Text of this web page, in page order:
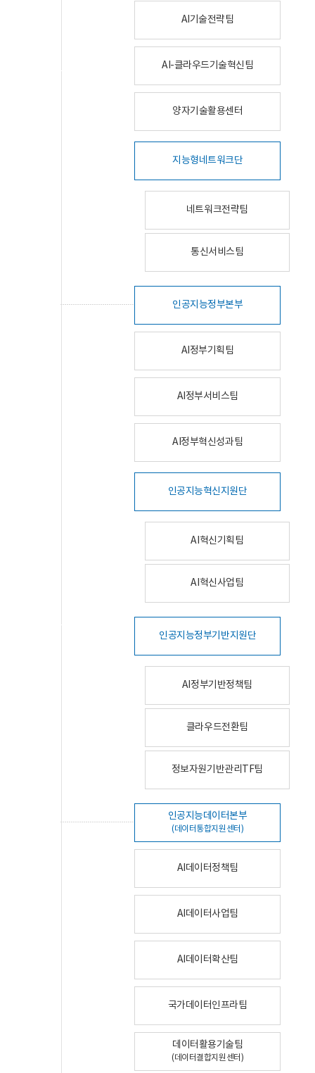
AI기술전략팀
AI-클라우드기술혁신팀
양자기술활용센터
지능형네트워크단
네트워크전략팀
통신서비스팀
인공지능정부본부
AI정부기획팀
AI정부서비스팀
AI정부혁신성과팀
인공지능혁신지원단
AI혁신기획팀
AI혁신사업팀
인공지능정부기반지원단
AI정부기반정책팀
클라우드전환팀
정보자원기반관리TF팀
인공지능데이터본부
(데이터통합지원센터)
AI데이터정책팀
AI데이터사업팀
AI데이터확산팀
국가데이터인프라팀
데이터활용기술팀
(데이터결합지원센터)